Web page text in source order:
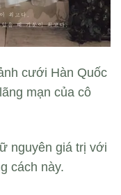
cưới Hàn Quốc
mạn của cô
nguyên giá trị với
cách này.